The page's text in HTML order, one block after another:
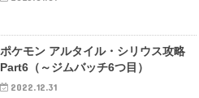
ポケモン アルタイル・シリウス攻略
Part6（～ジムバッチ6つ目）
2022.12.31